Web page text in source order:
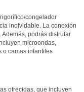
congelador
inolvidable. La conexión
podrás disfrutar
microondas,
o camas infantiles
ofrecidas, que incluyen